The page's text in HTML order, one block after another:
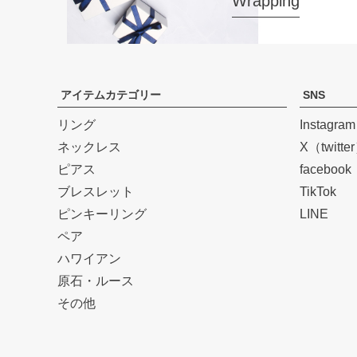
アイテムカテゴリー
リング
ネックレス
ピアス
ブレスレット
ピンキーリング
ペア
ハワイアン
原石・ルース
その他
SNS
Instagram
X（
facebook
TikTok
LINE